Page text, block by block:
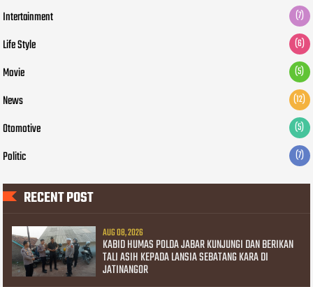
Intertainment (7)
Life Style (6)
Movie (5)
News (12)
Otomotive (5)
Politic (7)
RECENT POST
AUG 08, 2026
KABID HUMAS POLDA JABAR KUNJUNGI DAN BERIKAN
TALI ASIH KEPADA LANSIA SEBATANG KARA DI
JATINANGOR